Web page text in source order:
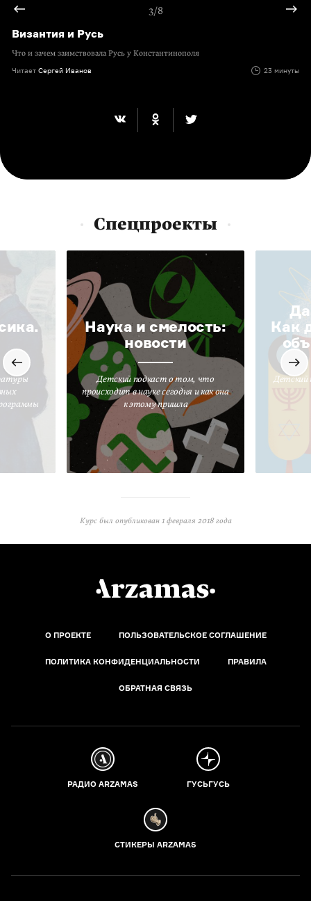
3/8
Византия и Русь
Что и зачем заимствовала Русь у Константинополя
Читает Сергей Иванов 23 минуты
Спецпроекты
Наука и смелость:
новости
Детский подкаст о том, что
происходит в науке сегодня и как она
к этому пришла
Да
Как
Детский
Курс был опубликован 1 февраля 2018 года
О ПРОЕКТЕ ПОЛЬЗОВАТЕЛЬСКОЕ СОГЛАШЕНИЕ
ПОЛИТИКА КОНФИДЕНЦИАЛЬНОСТИ ПРАВИЛА
ОБРАТНАЯ СВЯЗЬ
РАДИО ARZAMAS ГУСЬГУСЬ
СТИКЕРЫ ARZAMAS